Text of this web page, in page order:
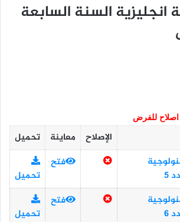
انجليزية السنة السابعة
اصلاح للفرض
الإصلاح معاينة
تحميل
فتح
تحميل
فتح
تحميل